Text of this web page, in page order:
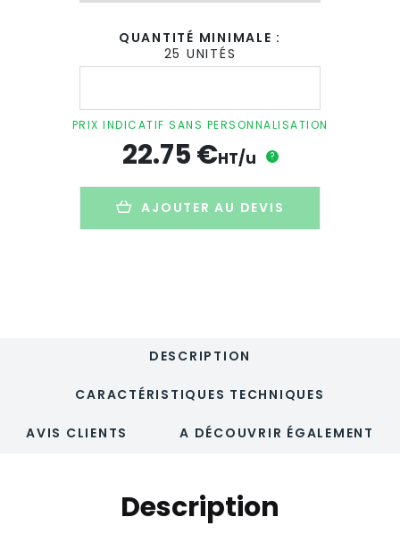
QUANTITÉ MINIMALE :
25 UNITÉS
quantité
isotherme
personnalisé
-
PRIX INDICATIF SANS PERSONNALISATION
22.75€HT/u ?
AJOUTER AU DEVIS
DESCRIPTION
CARACTÉRISTIQUES TECHNIQUES
AVIS CLIENTS A DÉCOUVRIR ÉGALEMENT
Description